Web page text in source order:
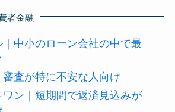
者金融
｜中小のローン会社の中で最
審査が特に不安な人向け
ワン｜短期間で返済見込みが